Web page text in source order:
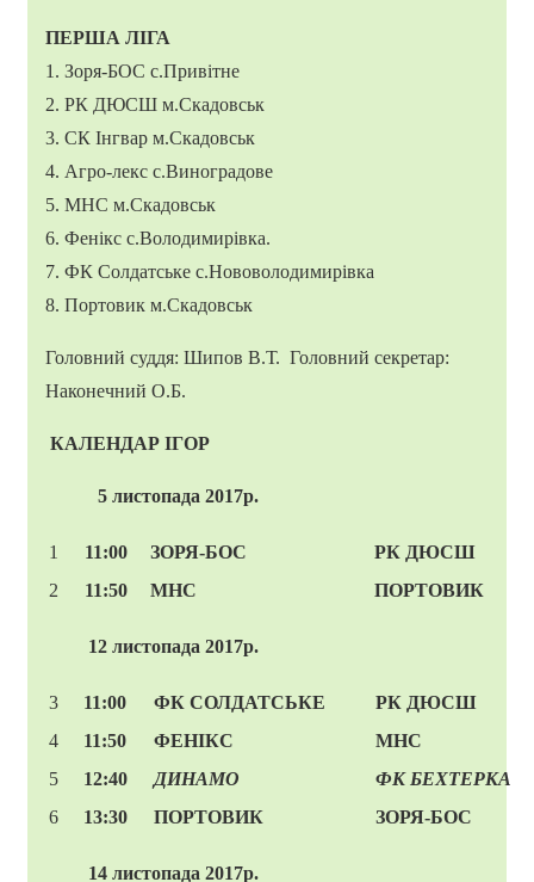
ПЕРША ЛІГА
1. Зоря-БОС с.Привітне
2. РК ДЮСШ м.Скадовськ
3. СК Інгвар м.Скадовськ
4. Агро-лекс с.Виноградове
5. МНС м.Скадовськ
6. Фенікс с.Володимирівка.
7. ФК Солдатське с.Нововолодимирівка
8. Портовик м.Скадовськ
Головний суддя: Шипов В.Т. Головний секретар:
Наконечний О.Б.
КАЛЕНДАР ІГОР
5 листопада 2017р.
1 11:00 ЗОРЯ-БОС
РК ДЮСШ
2
11:50 МНС ПОРТОВИК
12 листопада 2017р.
3 11:00 ФК СОЛДАТСЬКЕ
РК ДЮСШ
4
11:50 ФЕНІКС
МНС
5
12:40 ДИНАМО ФК БЕХТЕРКА
6
13:30 ПОРТОВИК ЗОРЯ-БОС
14 листопада 2017р.